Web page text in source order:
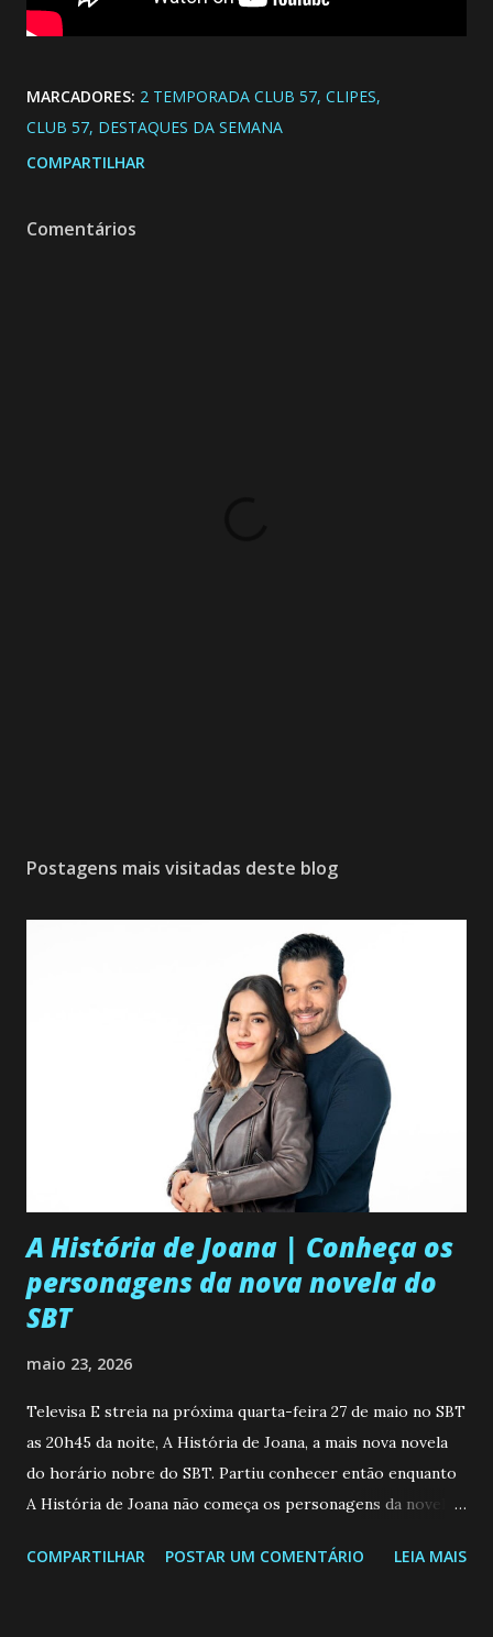
MARCADORES: 2 TEMPORADA CLUB 57 CLIPES
CLUB 57 DESTAQUES DA SEMANA
COMPARTILHAR
Comentários
Postagens mais visitadas deste blog
A História de Joana | Conheça os
personagens da nova novela do
SBT
maio 23, 2026
Televisa E streia na próxima quarta-feira 27 de maio no SBT
as 20h45 da noite, A História de Joana, a mais nova novela
do horário nobre do SBT. Partiu conhecer então enquanto
A História de Joana não começa os personagens da novela?
de 25/05/26 a 31/05/26 JOANA GUADALUPE (Camila
COMPARTILHAR POSTAR UM COMENTÁRIO LEIA MAIS